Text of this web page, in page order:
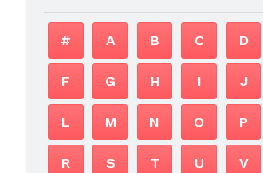
# A B C D
F G H I J
L M N O P
R S T U V